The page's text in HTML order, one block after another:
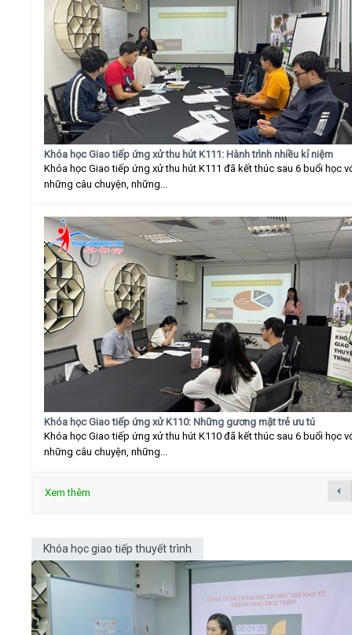
Khóa học Giao tiếp ứng xử thu hút K111: Hành trình nhiều kỉ niệm
Khóa học Giao tiếp ứng xử thu hút K111 đã kết thúc sau 6 buổi học
những câu chuyện, những...
Khóa học Giao tiếp ứng xử K110: Những gương mặt trẻ ưu tú
Khóa học Giao tiếp ứng xử thu hút K110 đã kết thúc sau 6 buổi học
những câu chuyện, những...
Xem thêm
Khóa học giao tiếp thuyết trình